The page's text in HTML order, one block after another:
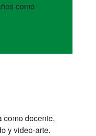
como
como docente,
y video-arte.